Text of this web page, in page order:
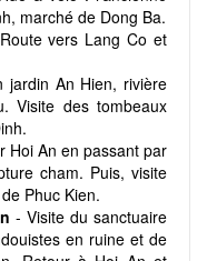
marché de Dong Ba.
vers Lang Co et
jardin An Hien, rivière
Visite des tombeaux
Hoi An en passant par
cham. Puis, visite
Phuc Kien.
- Visite du sanctuaire
en ruine et de